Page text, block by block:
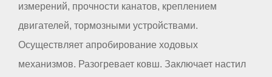
измерений, прочности канатов, креплением
двигателей, тормозными устройствами.
Осуществляет апробирование ходовых
механизмов. Разогревает ковш. Заключает настил